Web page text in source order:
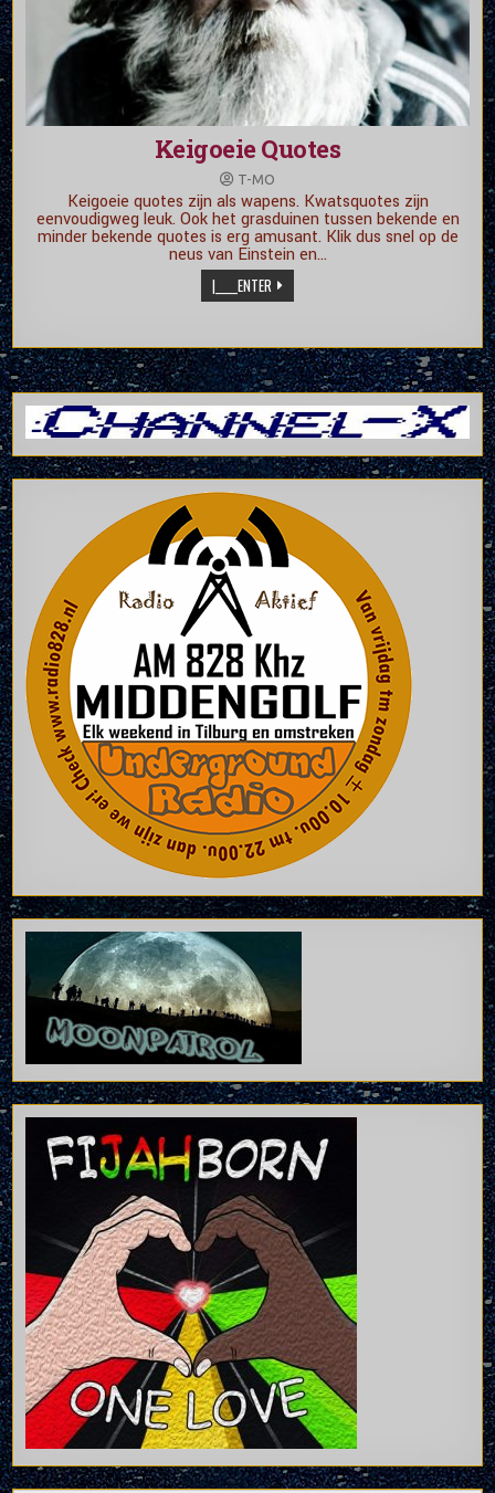
Keigoeie Quotes
T-MO
Keigoeie quotes zijn als wapens. Kwatsquotes zijn
eenvoudigweg leuk. Ook het grasduinen tussen bekende en
minder bekende quotes is erg amusant. Klik dus snel op de
neus van Einstein en…
|_____ENTER